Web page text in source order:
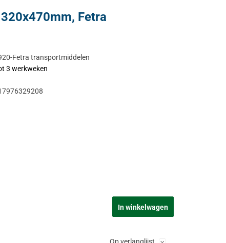
Fetra
Fetra transportmiddelen
3 werkweken
In winkelwagen